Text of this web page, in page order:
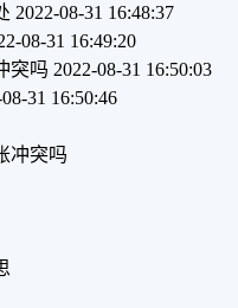
2022-08-31 16:48:37
08-31 16:49:20
突吗 2022-08-31 16:50:03
31 16:50:46
冲突吗